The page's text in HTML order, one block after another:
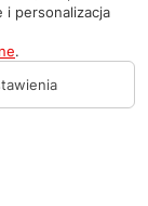
i personalizacja
.